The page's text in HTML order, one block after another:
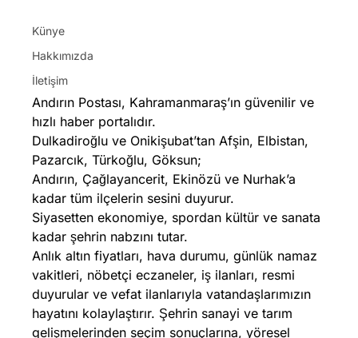
Künye
Hakkımızda
İletişim
Andırın Postası, Kahramanmaraş’ın güvenilir ve
hızlı haber portalıdır.
Dulkadiroğlu ve Onikişubat’tan Afşin, Elbistan,
Pazarcık, Türkoğlu, Göksun;
Andırın, Çağlayancerit, Ekinözü ve Nurhak’a
kadar tüm ilçelerin sesini duyurur.
Siyasetten ekonomiye, spordan kültür ve sanata
kadar şehrin nabzını tutar.
Anlık altın fiyatları, hava durumu, günlük namaz
vakitleri, nöbetçi eczaneler, iş ilanları, resmi
duyurular ve vefat ilanlarıyla vatandaşlarımızın
hayatını kolaylaştırır. Şehrin sanayi ve tarım
gelişmelerinden seçim sonuçlarına, yöresel